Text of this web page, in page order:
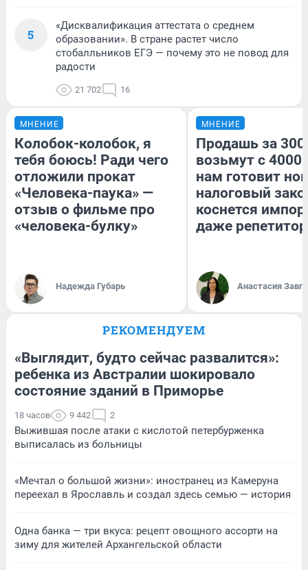
5
«Дисквалификация аттестата о среднем
образовании». В стране растет число
стобалльников ЕГЭ — почему это не повод для
радости
21 702 16
МНЕНИЕ
Колобок-колобок, я
тебя боюсь! Ради чего
отложили прокат
«Человека-паука» —
отзыв о фильме про
«человека-булку»
Надежда Губарь
МНЕНИЕ
Продашь за
возьмут с
нам готовит
налоговый
коснется
даже
Анастасия
РЕКОМЕНДУЕМ
«Выглядит, будто сейчас развалится»:
ребенка из Австралии шокировало
состояние зданий в Приморье
18 часов 9 442 2
Выжившая после атаки с кислотой петербурженка
выписалась из больницы
«Мечтал о большой жизни»: иностранец из Камеруна
переехал в Ярославль и создал здесь семью — история
Одна банка — три вкуса: рецепт овощного ассорти на
зиму для жителей Архангельской области